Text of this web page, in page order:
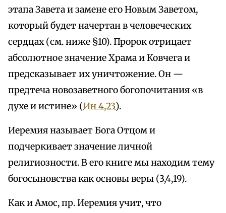
этапа Завета и замене его Новым Заветом,
который будет начертан в человеческих
сердцах (см. ниже §10). Пророк отрицает
абсолютное значение Храма и Ковчега и
предсказывает их уничтожение. Он —
предтеча новозаветного богопочитания «в
духе и истине» (Ин 4,23).
Иеремия называет Бога Отцом и
подчеркивает значение личной
религиозности. В его книге мы находим тему
богосыновства как основы веры (3,4,19).
Как и Амос, пр. Иеремия учит, что